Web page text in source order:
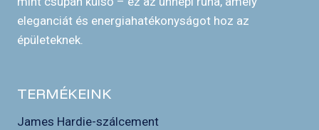
eleganciát és energiahatékonyságot hoz az
épületeknek.
TERMÉKEINK
James Hardie-szálcement